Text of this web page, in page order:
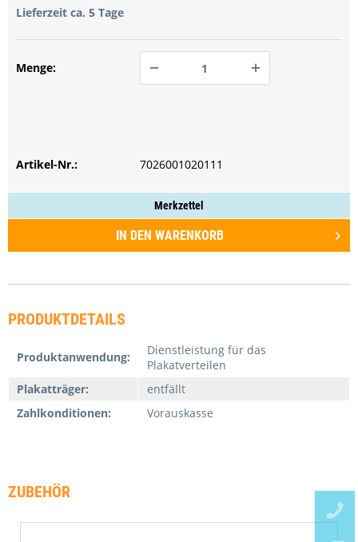
Lieferzeit ca. 5 Tage
Menge:
IN DEN WARENKORB
PREIS ANFRAGEN
Merkzettel
Artikel-Nr.: 7026001020111
PRODUKTDETAILS
Produktanwendung:
Dienstleistung für das
Plakatverteilen
Plakatträger:
entfällt
Zahlkonditionen:
Vorauskasse
ZUBEHÖR